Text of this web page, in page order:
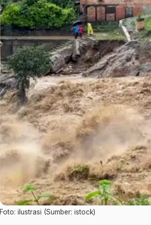
Foto: ilustrasi (Sumber: istock)